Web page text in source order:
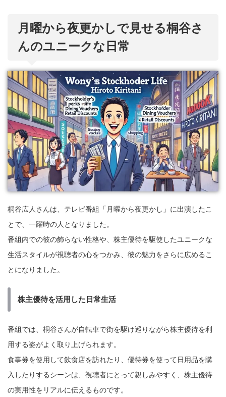
月曜から夜更かしで見せる桐谷さ
んのユニークな日常
桐谷広人さんは、テレビ番組「月曜から夜更かし」に出演したこ
とで、一躍時の人となりました。
番組内での彼の飾らない性格や、株主優待を駆使したユニークな
生活スタイルが視聴者の心をつかみ、彼の魅力をさらに広めるこ
とになりました。
株主優待を活用した日常生活
番組では、桐谷さんが自転車で街を駆け巡りながら株主優待を利
用する姿がよく取り上げられます。
食事券を使用して飲食店を訪れたり、優待券を使って日用品を購
入したりするシーンは、視聴者にとって親しみやすく、株主優待
の実用性をリアルに伝えるものです。